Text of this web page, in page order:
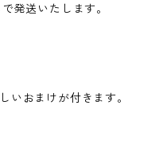
発送いたします。
いおまけが付きます。